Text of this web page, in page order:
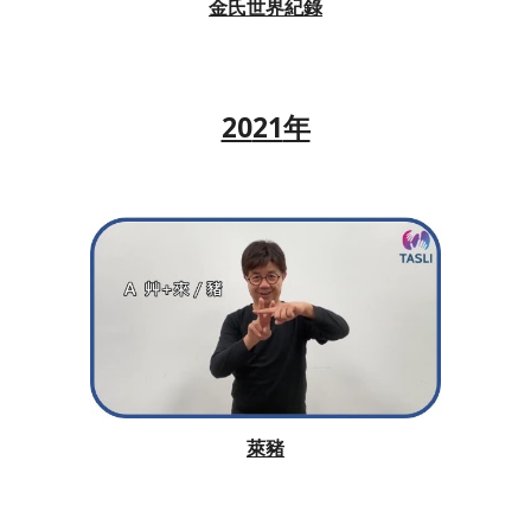
金氏世界紀錄
2021年
萊豬